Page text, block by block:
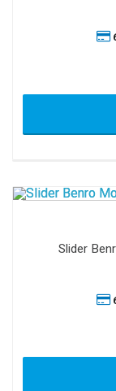
Slider